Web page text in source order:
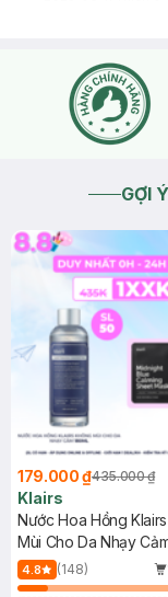
GỢI
179.000 ₫435.000 ₫
Klairs
Nước Hoa Hồng
Mùi Cho Da Nhạy
4.8 (148)